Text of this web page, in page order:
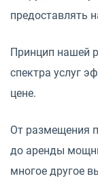
предоставлять
Принцип нашей
спектра услуг
цене.
От размещения
до аренды
многое другое